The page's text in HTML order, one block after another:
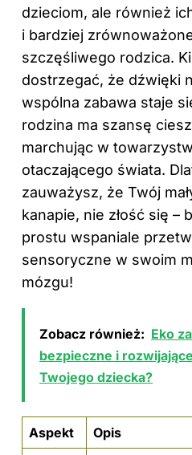
dzieciom, ale również
i bardziej
szczęśliwego rodzica.
dostrzegać, że dźwięki
wspólna zabawa staje
rodzina ma szansę
marchując w
otaczającego świata.
zauważysz, że Twój
kanapie, nie złość się –
prostu wspaniale
sensoryczne w swoim
mózgu!
Zobacz również: Eko
bezpieczne i
Twojego dziecka?
Aspekt
Opis